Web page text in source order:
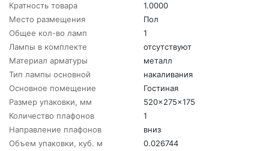
Кратность товара
1.0000
Место размещения
Пол
Общее кол-во ламп
1
Лампы в комплекте
отсутствуют
Материал арматуры
металл
Тип лампы основной
накаливания
Основное помещение
Гостиная
Размер упаковки, мм
520x275x175
Количество плафонов
1
Направление плафонов
вниз
Объем упаковки, куб. м
0.026744